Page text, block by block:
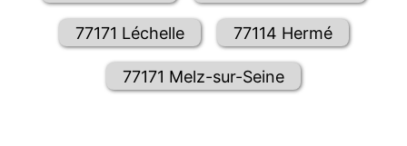
77171 Léchelle 77114 Hermé
77171 Melz-sur-Seine